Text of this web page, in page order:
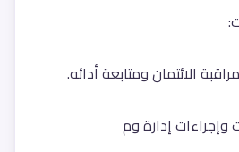
الائتمان ومتابعة أدائه.
وإجراءات إدارة وم